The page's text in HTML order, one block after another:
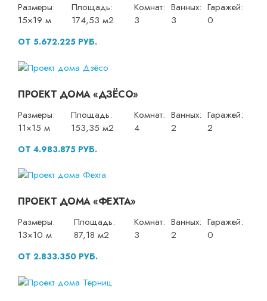
Размеры:
15×19 м
Площадь:
174,53 м2
Комнат:
3
Ванных:
3
Гаражей:
0
ОТ 5.672.225 РУБ.
ПРОЕКТ ДОМА «ДЗЁСО»
Размеры:
11×15 м
Площадь:
153,35 м2
Комнат:
4
Ванных:
2
Гаражей:
2
ОТ 4.983.875 РУБ.
ПРОЕКТ ДОМА «ФЕХТА»
Размеры:
13×10 м
Площадь:
87,18 м2
Комнат:
3
Ванных:
2
Гаражей:
0
ОТ 2.833.350 РУБ.